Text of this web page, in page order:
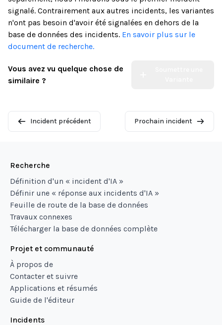
signalé. Contrairement aux autres incidents, les variantes
n'ont pas besoin d'avoir été signalées en dehors de la
base de données des incidents. En savoir plus sur le
document de recherche.
Vous avez vu quelque chose de
similaire ?
Incident précédent Prochain incident
Recherche
Définition d'un « incident d'IA »
Définir une « réponse aux incidents d'IA »
Feuille de route de la base de données
Travaux connexes
Télécharger la base de données complète
Projet et communauté
À propos de
Contacter et suivre
Applications et résumés
Guide de l'éditeur
Incidents